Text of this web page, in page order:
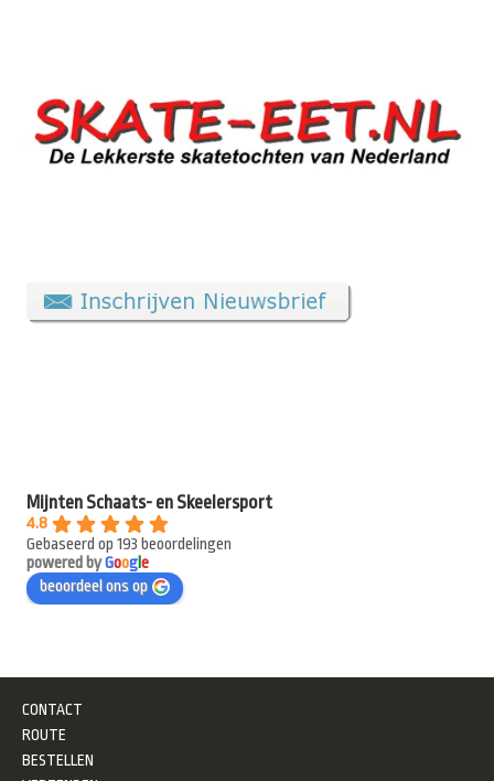
Mijnten Schaats- en Skeelersport
4.8
Gebaseerd op 193 beoordelingen
powered byGooge
beoordeel ons op
CONTACT
ROUTE
BESTELLEN